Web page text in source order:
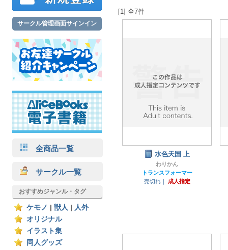
サークル管理画面サインイン
全商品一覧
サークル一覧
おすすめジャンル・タグ
ケモノ 獣人
人外
オリジナル
イラスト集
同人グッズ
[1] 全7件
水色天国 上
わりかん
トランスフォーマー
売切れ｜
成人指定